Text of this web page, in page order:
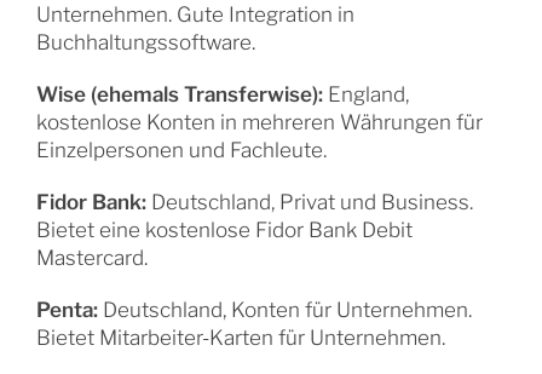
Unternehmen. Gute Integration in
Buchhaltungssoftware.
Wise (ehemals Transferwise):England,
kostenlose Konten in mehreren Währungen für
Einzelpersonen und Fachleute.
Fidor Bank:Deutschland, Privat und Business.
Bietet eine kostenlose Fidor Bank Debit
Mastercard.
Penta:Deutschland, Konten für Unternehmen.
Bietet Mitarbeiter-Karten für Unternehmen.